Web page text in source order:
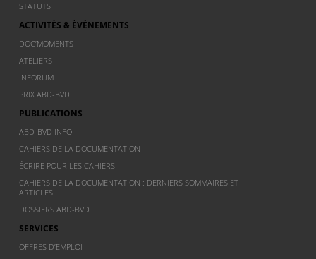
STATUTS
ACTIVITÉS & ÉVÈNEMENTS
DOC’MOMENTS
ATELIERS
INFORUM
PRIX ABD-BVD
PUBLICATIONS
ABD-BVD INFO
CAHIERS DE LA DOCUMENTATION
ÉCRIRE POUR LES CAHIERS
CAHIERS DE LA DOCUMENTATION : DERNIERS SOMMAIRES ET
ARTICLES
DOSSIERS ABD-BVD
SERVICES
OFFRES D’EMPLOI